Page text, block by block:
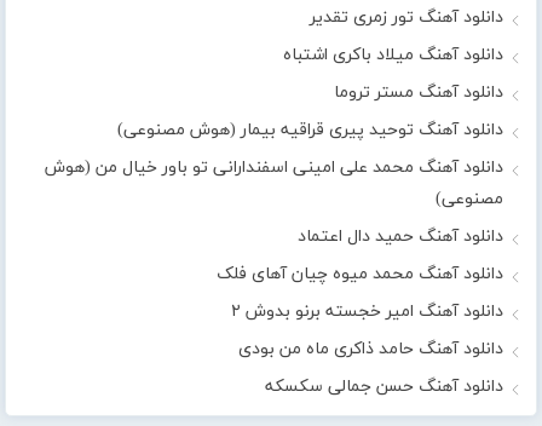
دانلود آهنگ تور زمری تقدیر
دانلود آهنگ میلاد باکری اشتباه
دانلود آهنگ مستر تروما
دانلود آهنگ توحید پیری قراقیه بیمار (هوش مصنوعی)
دانلود آهنگ محمد علی امینی اسفندارانی تو باور خیال من (هوش
مصنوعی)
دانلود آهنگ حمید دال اعتماد
دانلود آهنگ محمد میوه چیان آهای فلک
دانلود آهنگ امیر خجسته برنو بدوش ۲
دانلود آهنگ حامد ذاکری ماه من بودی
دانلود آهنگ حسن جمالی سکسکه